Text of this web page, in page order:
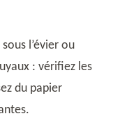
l’évier ou
: vérifiez les
du papier